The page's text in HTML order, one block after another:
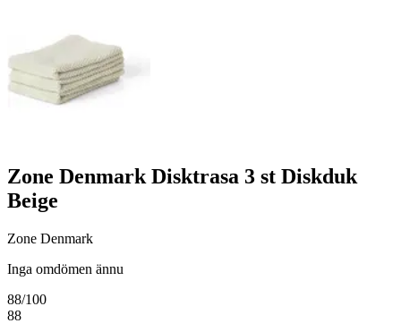
Zone Denmark Disktrasa 3 st Diskduk
Beige
Zone Denmark
Inga omdömen ännu
88/100
88